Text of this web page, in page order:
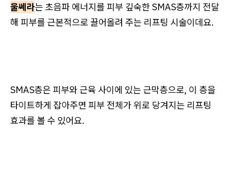
울쎄라는 초음파 에너지를 피부 깊숙한 SMAS층까지 전달
해 피부를 근본적으로 끌어올려 주는 리프팅 시술이데요.
SMAS층은 피부와 근육 사이에 있는 근막층으로, 이 층을
타이트하게 잡아주면 피부 전체가 위로 당겨지는 리프팅
효과를 볼 수 있어요.